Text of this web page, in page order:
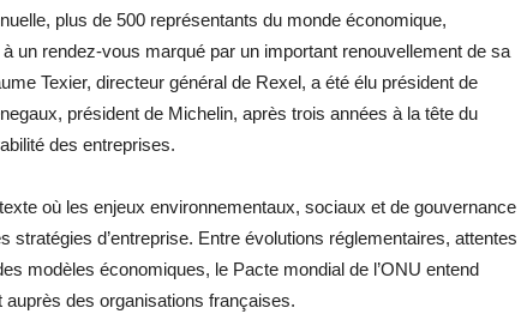
plus de 500 représentants du monde économique,
un rendez-vous marqué par un important renouvellement de sa
Texier, directeur général de Rexel, a été élu président de
président de Michelin, après trois années à la tête du
des entreprises.
où les enjeux environnementaux, sociaux et de gouvernance
stratégies d’entreprise. Entre évolutions réglementaires, attentes
modèles économiques, le Pacte mondial de l’ONU entend
auprès des organisations françaises.